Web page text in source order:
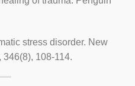
stress disorder. New
108-114.